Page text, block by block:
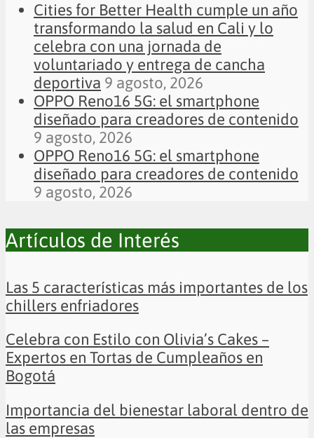
Cities for Better Health cumple un año
transformando la salud en Cali y lo
celebra con una jornada de
voluntariado y entrega de cancha
deportiva 9 agosto, 2026
OPPO Reno16 5G: el smartphone
diseñado para creadores de contenido
9 agosto, 2026
OPPO Reno16 5G: el smartphone
diseñado para creadores de contenido
9 agosto, 2026
Artículos de Interés
Las 5 características más importantes de los
chillers enfriadores
Celebra con Estilo con Olivia’s Cakes –
Expertos en Tortas de Cumpleaños en
Bogotá
Importancia del bienestar laboral dentro de
las empresas